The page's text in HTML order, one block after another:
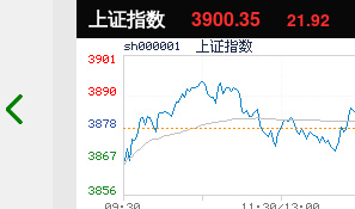
上证指数 3900.35 21.92